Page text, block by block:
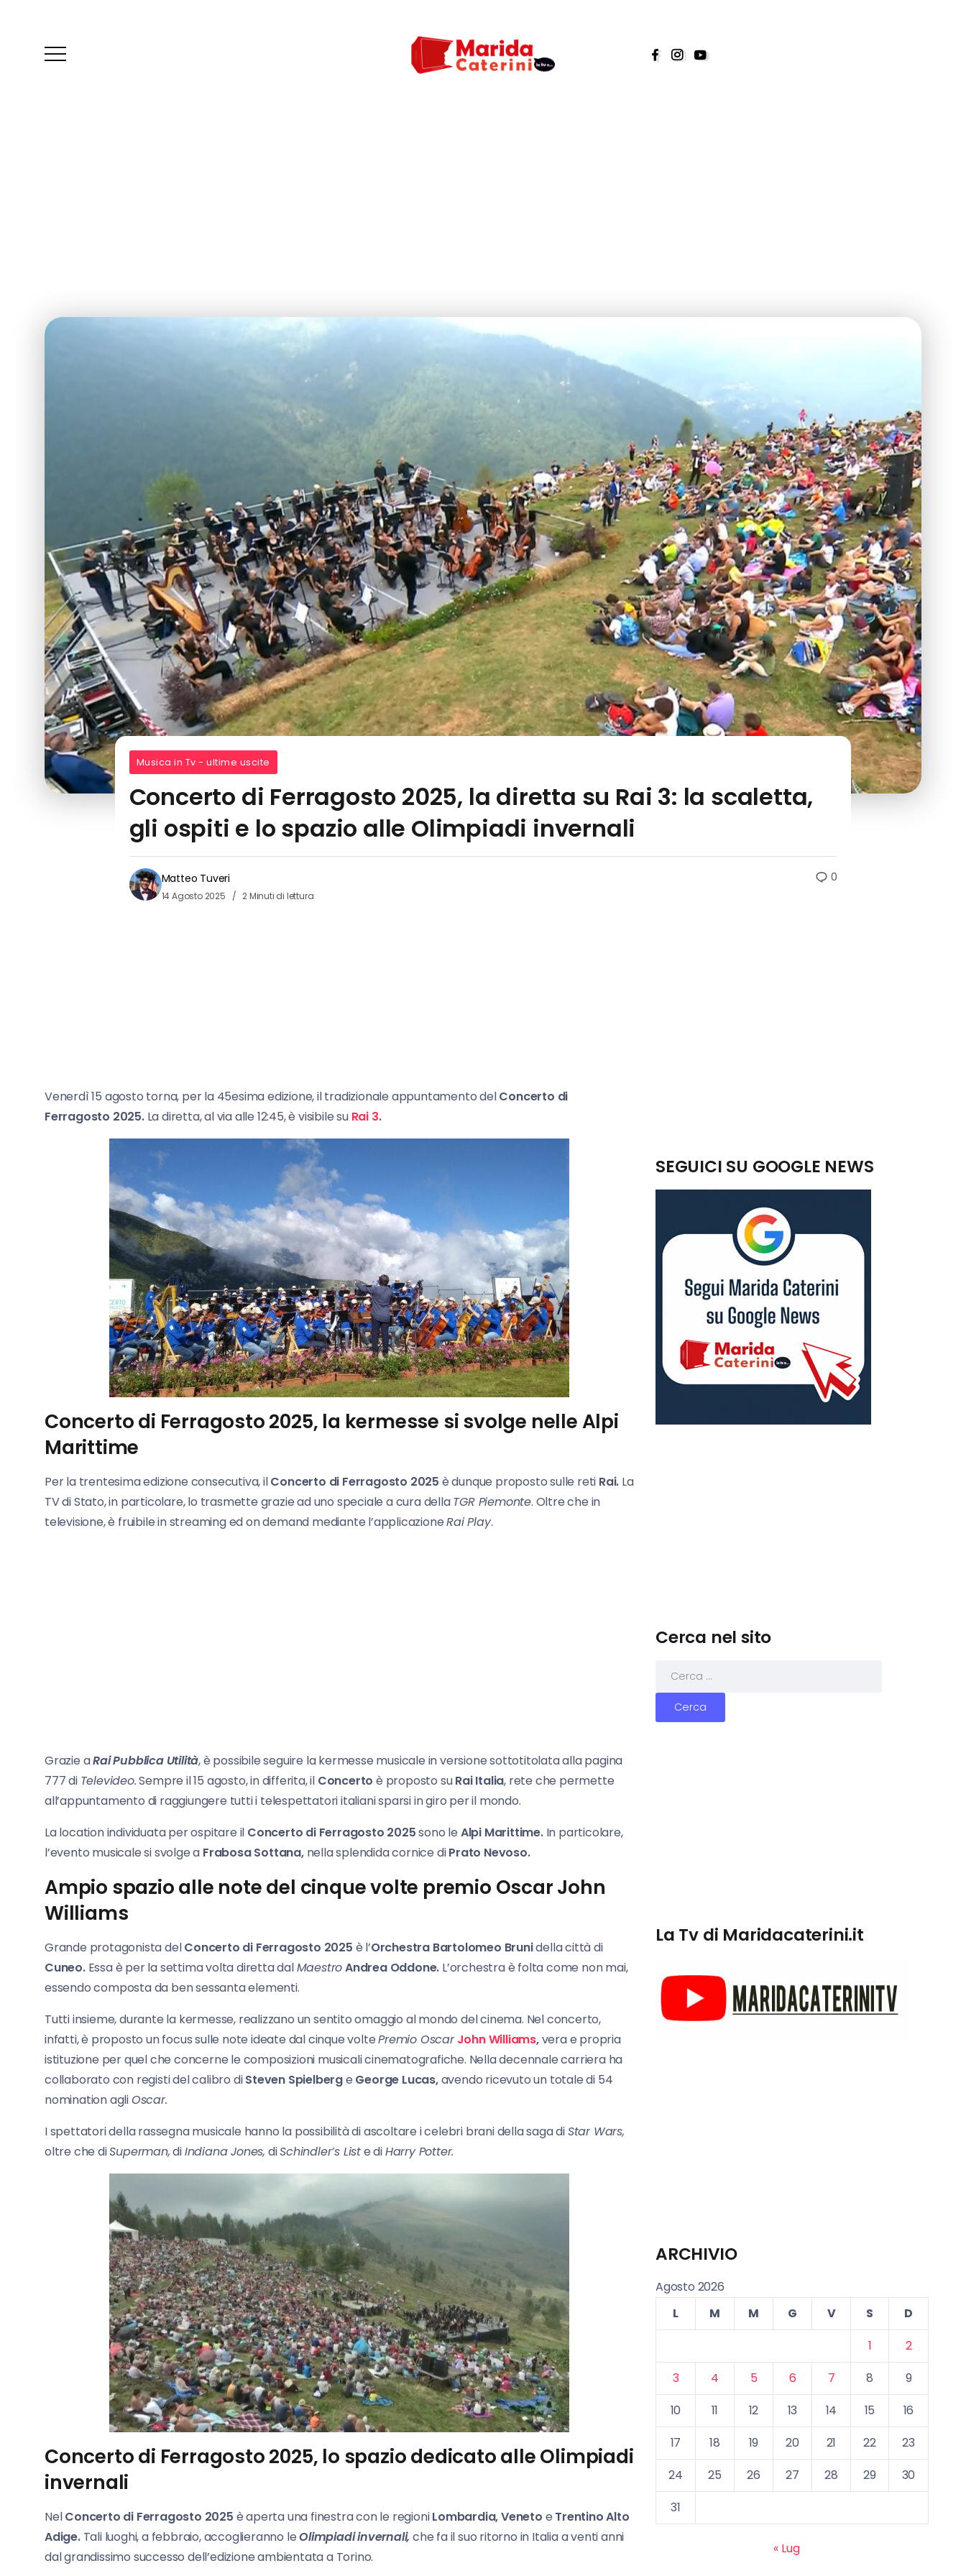
Musica in Tv - ultime uscite
Concerto di Ferragosto 2025, la diretta su Rai 3: la scaletta,
gli ospiti e lo spazio alle Olimpiadi invernali
Matteo Tuveri
14 Agosto 2025 2 Minuti di lettura
0
Venerdì 15 agosto torna, per la 45esima edizione, il tradizionale appuntamento delConcerto di
Ferragosto 2025.La diretta, al via alle 12:45, è visibile su Rai 3.
Concerto di Ferragosto 2025, la kermesse si svolge nelle Alpi
Marittime
Per la trentesima edizione consecutiva, ilConcerto di Ferragosto 2025 è dunque proposto sulle reti Rai. La
TV di Stato, in particolare, lo trasmette grazie ad uno speciale a cura dellaTGR Piemonte. Oltre che in
televisione, è fruibile in streaming ed on demand mediante l’applicazioneRai Play.
Grazie aRai Pubblica Utilità, è possibile seguire la kermesse musicale in versione sottotitolata alla pagina
777 di Televideo.Sempre il 15 agosto, in differita, il Concerto è proposto suRai Italia, rete che permette
all’appuntamento di raggiungere tutti i telespettatori italiani sparsi in giro per il mondo.
La location individuata per ospitare il Concerto di Ferragosto 2025sono le Alpi Marittime.In particolare,
l’evento musicale si svolge a Frabosa Sottana,nella splendida cornice diPrato Nevoso.
Ampio spazio alle note del cinque volte premio Oscar John
Williams
Grande protagonista delConcerto di Ferragosto 2025 è l’Orchestra Bartolomeo Brunidella città di
Cuneo.Essa è per la settima volta diretta dalMaestroAndrea Oddone. L’orchestra è folta come non mai,
essendo composta da ben sessanta elementi.
Tutti insieme, durante la kermesse, realizzano un sentito omaggio al mondo del cinema. Nel concerto,
infatti, è proposto un focus sulle note ideate dal cinque voltePremio Oscar John Williams,vera e propria
istituzione per quel che concerne le composizioni musicali cinematografiche. Nella decennale carriera ha
collaborato con registi del calibro diSteven Spielberge George Lucas,avendo ricevuto un totale di 54
nomination agliOscar.
I spettatori della rassegna musicale hanno la possibilità di ascoltare i celebri brani della saga diStar Wars,
oltre che diSuperman,diIndiana Jones, diSchindler’s Liste diHarry Potter.
Concerto di Ferragosto 2025, lo spazio dedicato alle Olimpiadi
invernali
NelConcerto di Ferragosto 2025 è aperta una finestra con le regioniLombardia, Veneto e Trentino Alto
Adige.Tali luoghi, a febbraio, accoglieranno leOlimpiadi invernali, che fa il suo ritorno in Italia a venti anni
dal grandissimo successo dell’edizione ambientata a Torino.
SEGUICI SU GOOGLE NEWS
Cerca nel sito
La Tv di Maridacaterini.it
ARCHIVIO
Agosto 2026
L
M M G V S
D
1
2
3
4 5 6 7 8
9
10
11 12 13 14 15
16
17
18 19 20 21 22
23
24
25 26 27 28 29
30
31
« Lug